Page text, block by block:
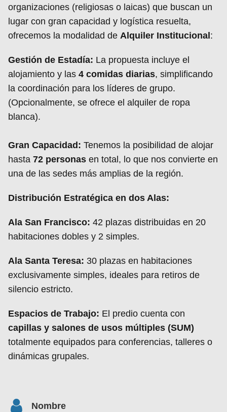
organizaciones (religiosas o laicas) que buscan un
lugar con gran capacidad y logística resuelta,
ofrecemos la modalidad de Alquiler Institucional :
Gestión de Estadía: La propuesta incluye el
alojamiento y las 4 comidas diarias, simplificando
la coordinación para los líderes de grupo.
(Opcionalmente, se ofrece el alquiler de ropa
blanca).
Gran Capacidad: Tenemos la posibilidad de alojar
hasta 72 personas en total, lo que nos convierte en
una de las sedes más amplias de la región.
Distribución Estratégica en dos Alas:
Ala San Francisco: 42 plazas distribuidas en 20
habitaciones dobles y 2 simples.
Ala Santa Teresa: 30 plazas en habitaciones
exclusivamente simples, ideales para retiros de
silencio estricto.
Espacios de Trabajo: El predio cuenta con
capillas y salones de usos múltiples (SUM)
totalmente equipados para conferencias, talleres o
dinámicas grupales.
Nombre